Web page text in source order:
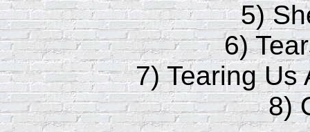
5)
6)
7) Tearing Us
8)